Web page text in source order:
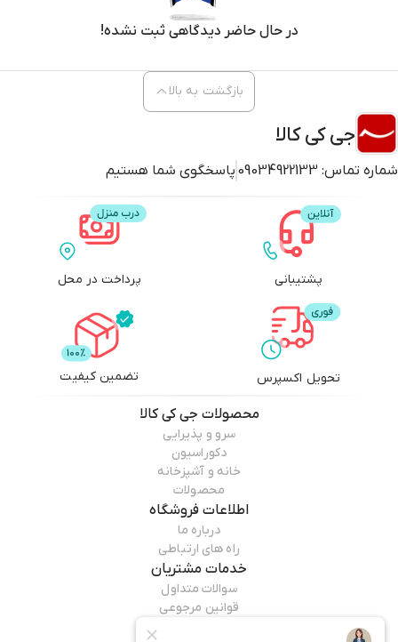
در حال حاضر دیدگاهی ثبت نشده!
جی کی کالا
شماره تماس: 09034922133 پاسخگوی شما هستیم
بازگشت به بالا
پشتیبانی پرداخت در محل
تحویل اکسپرس تضمین کیفیت
محصولات جی کی کالا
سرو و پذیرایی
دکوراسیون
خانه و آشپزخانه
محصولات
اطلاعات فروشگاه
درباره ما
راه های ارتباطی
خدمات مشتریان
سوالات متداول
قوانین مرجوعی